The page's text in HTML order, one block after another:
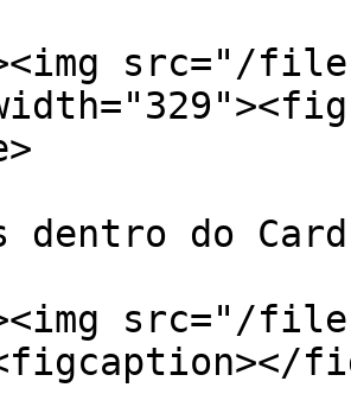
src="/files/
dentro do
src="/files/